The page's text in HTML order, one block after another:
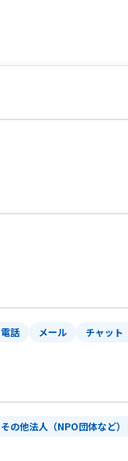
電話 メール チャット
その他法人（NPO団体など）